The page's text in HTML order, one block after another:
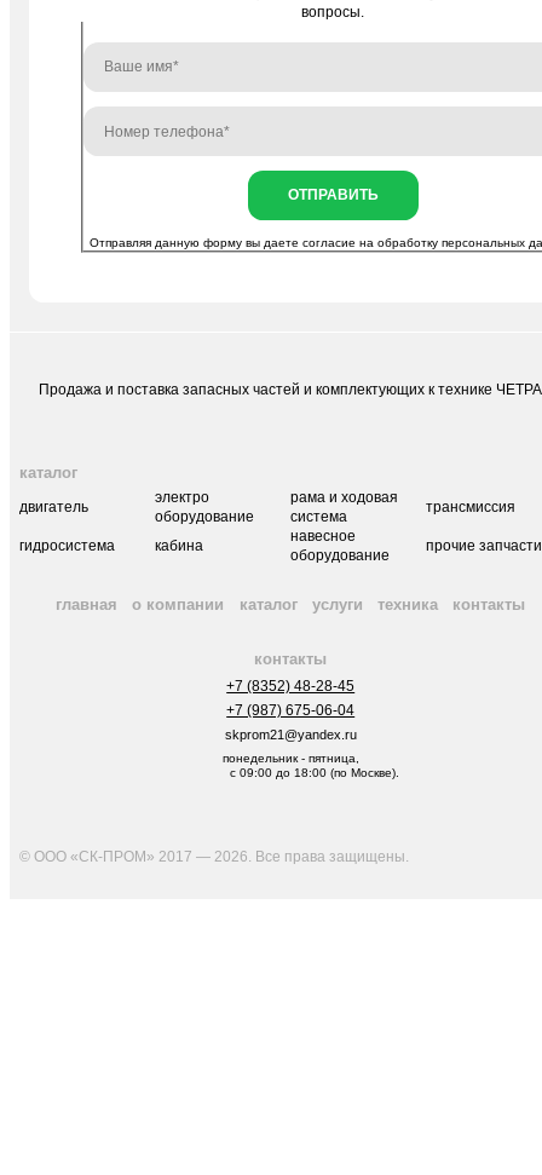
вопросы.
ОТПРАВИТЬ
Отправляя данную форму вы даете согласие наобработку персональных
Продажа и поставка запасных частей и комплектующих к технике ЧЕТРА
каталог
двигатель
электро
оборудование
рама и ходовая
система
трансмиссия
гидросистема кабина
навесное
оборудование
прочие запчасти
главная о компании каталог услуги техника контакты
контакты
+7 (8352) 48-28-45
+7 (987) 675-06-04
skprom21@yandex.ru
понедельник - пятница,
с 09:00 до 18:00 (по Москве).
© ООО «СК-ПРОМ» 2017 — 2026. Все права защищены